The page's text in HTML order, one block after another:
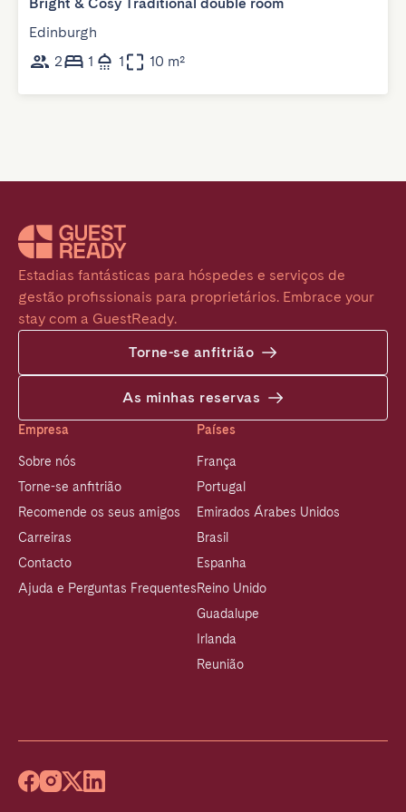
Edinburgh
2
1 1 10 m²
Estadias fantásticas para hóspedes e serviços de
gestão profissionais para proprietários. Embrace your
stay com a GuestReady.
Torne-se anfitrião
As minhas reservas
Empresa
Sobre nós
Torne-se anfitrião
Recomende os seus amigos
Carreiras
Contacto
Ajuda e Perguntas Frequentes
Países
França
Portugal
Emirados Árabes Unidos
Brasil
Espanha
Reino Unido
Guadalupe
Irlanda
Reunião